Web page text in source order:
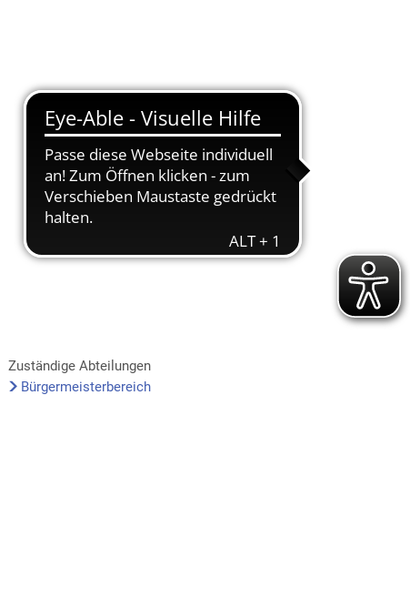
Menü
Suche
Zuständige Abteilungen
Bürgermeisterbereich